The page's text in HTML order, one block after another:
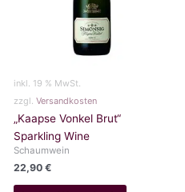
inkl. 19 % MwSt.
zzgl. Versandkosten
„Kaapse Vonkel Brut“
Sparkling Wine
Schaumwein
22,90 €